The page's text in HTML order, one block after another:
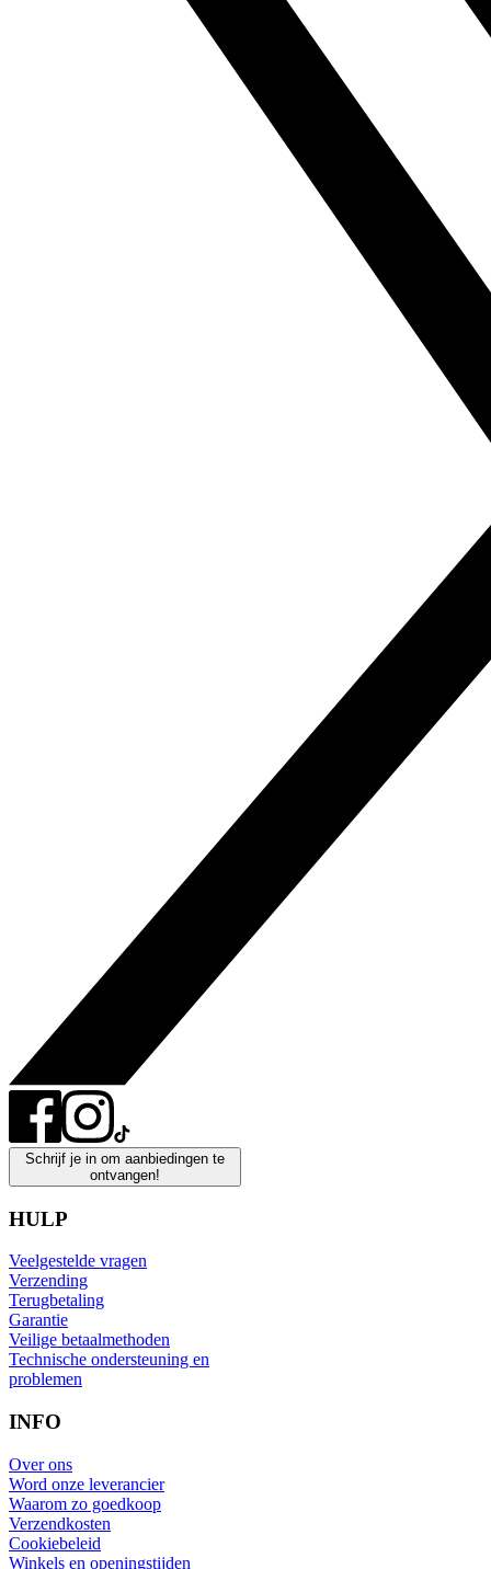
Schrijf je in om aanbiedingen te
ontvangen!
HULP
Veelgestelde vragen
Verzending
Terugbetaling
Garantie
Veilige betaalmethoden
Technische ondersteuning en
problemen
INFO
Over ons
Word onze leverancier
Waarom zo goedkoop
Verzendkosten
Cookiebeleid
Winkels en openingstijden